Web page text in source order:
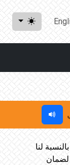
لنا
لضمان